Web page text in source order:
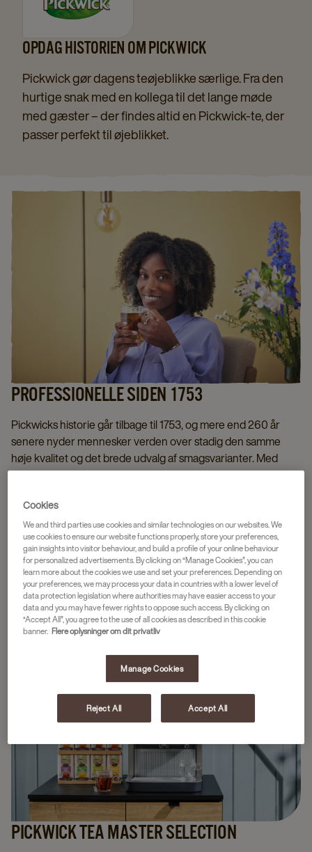
OPDAG HISTORIEN OM PICKWICK
Pickwick gør dagens teøjeblikke særlige. Fra den
hurtige snak med en kollega til det lange møde
med gæster – der findes altid en Pickwick-te, der
passer perfekt til øjeblikket.
PROFESSIONELLE SIDEN 1753
Pickwicks historie går tilbage til 1753, og mere end 260 år
senere nyder mennesker verden over stadig den samme
høje kvalitet og det brede udvalg af smagsvarianter. Med
vores JDE Professional produktlinje tilbyder vi et rigt udvalg af
Udforsk vores te-sortiment
PICKWICK TEA MASTER SELECTION
Cookies
We and third parties use cookies and similar technologies on our websites. We
use cookies to ensure our website functions properly, store your preferences,
gain insights into visitor behaviour, and build a profile of your online behaviour
for personalized advertisements. By clicking on “Manage Cookies”, you can
learn more about the cookies we use and set your preferences. Depending on
your preferences, we may process your data in countries with a lower level of
data protection legislation where authorities may have easier access to your
data and you may have fewer rights to oppose such access. By clicking on
“Accept All”, you agree to the use of all cookies as described in this cookie
banner. Flere oplysninger om dit privatliv
Manage Cookies
Reject All Accept All